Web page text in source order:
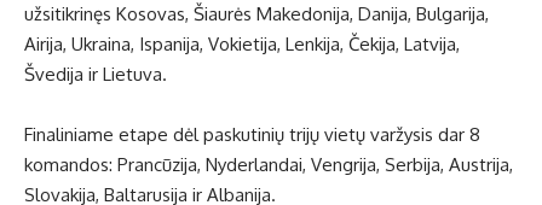
užsitikrinęs Kosovas, Šiaurės Makedonija, Danija, Bulgarija,
Airija, Ukraina, Ispanija, Vokietija, Lenkija, Čekija, Latvija,
Švedija ir Lietuva.
Finaliniame etape dėl paskutinių trijų vietų varžysis dar 8
komandos: Prancūzija, Nyderlandai, Vengrija, Serbija, Austrija,
Slovakija, Baltarusija ir Albanija.